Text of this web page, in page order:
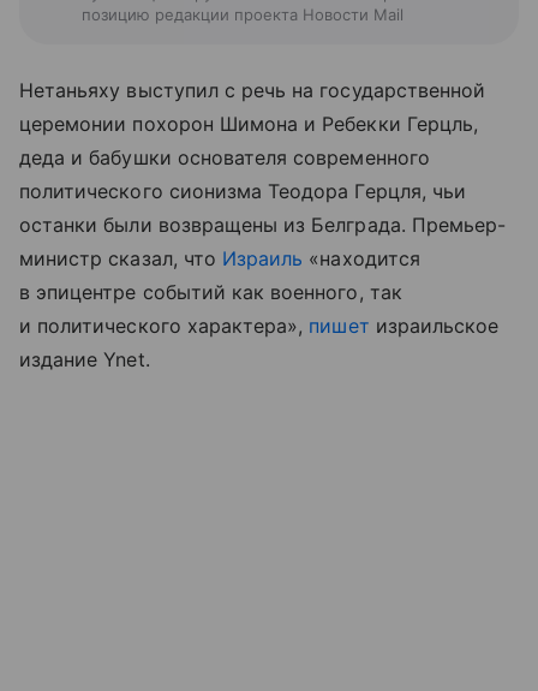
позицию редакции проекта Новости Mail
Нетаньяху выступил с речь на государственной
церемонии похорон Шимона и Ребекки Герцль,
деда и бабушки основателя современного
политического сионизма Теодора Герцля, чьи
останки были возвращены из Белграда. Премьер-
министр сказал, что Израиль «находится
в эпицентре событий как военного, так
и политического характера», пишет израильское
издание Ynet.